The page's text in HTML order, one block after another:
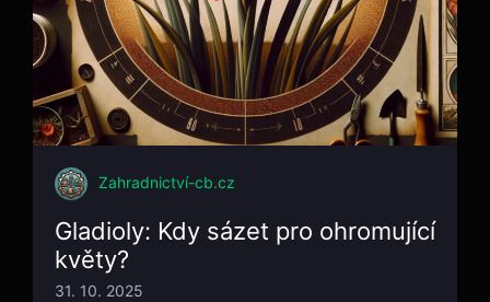
Zahradnictví-cb.cz
Gladioly: Kdy sázet pro ohromující
květy?
31. 10. 2025